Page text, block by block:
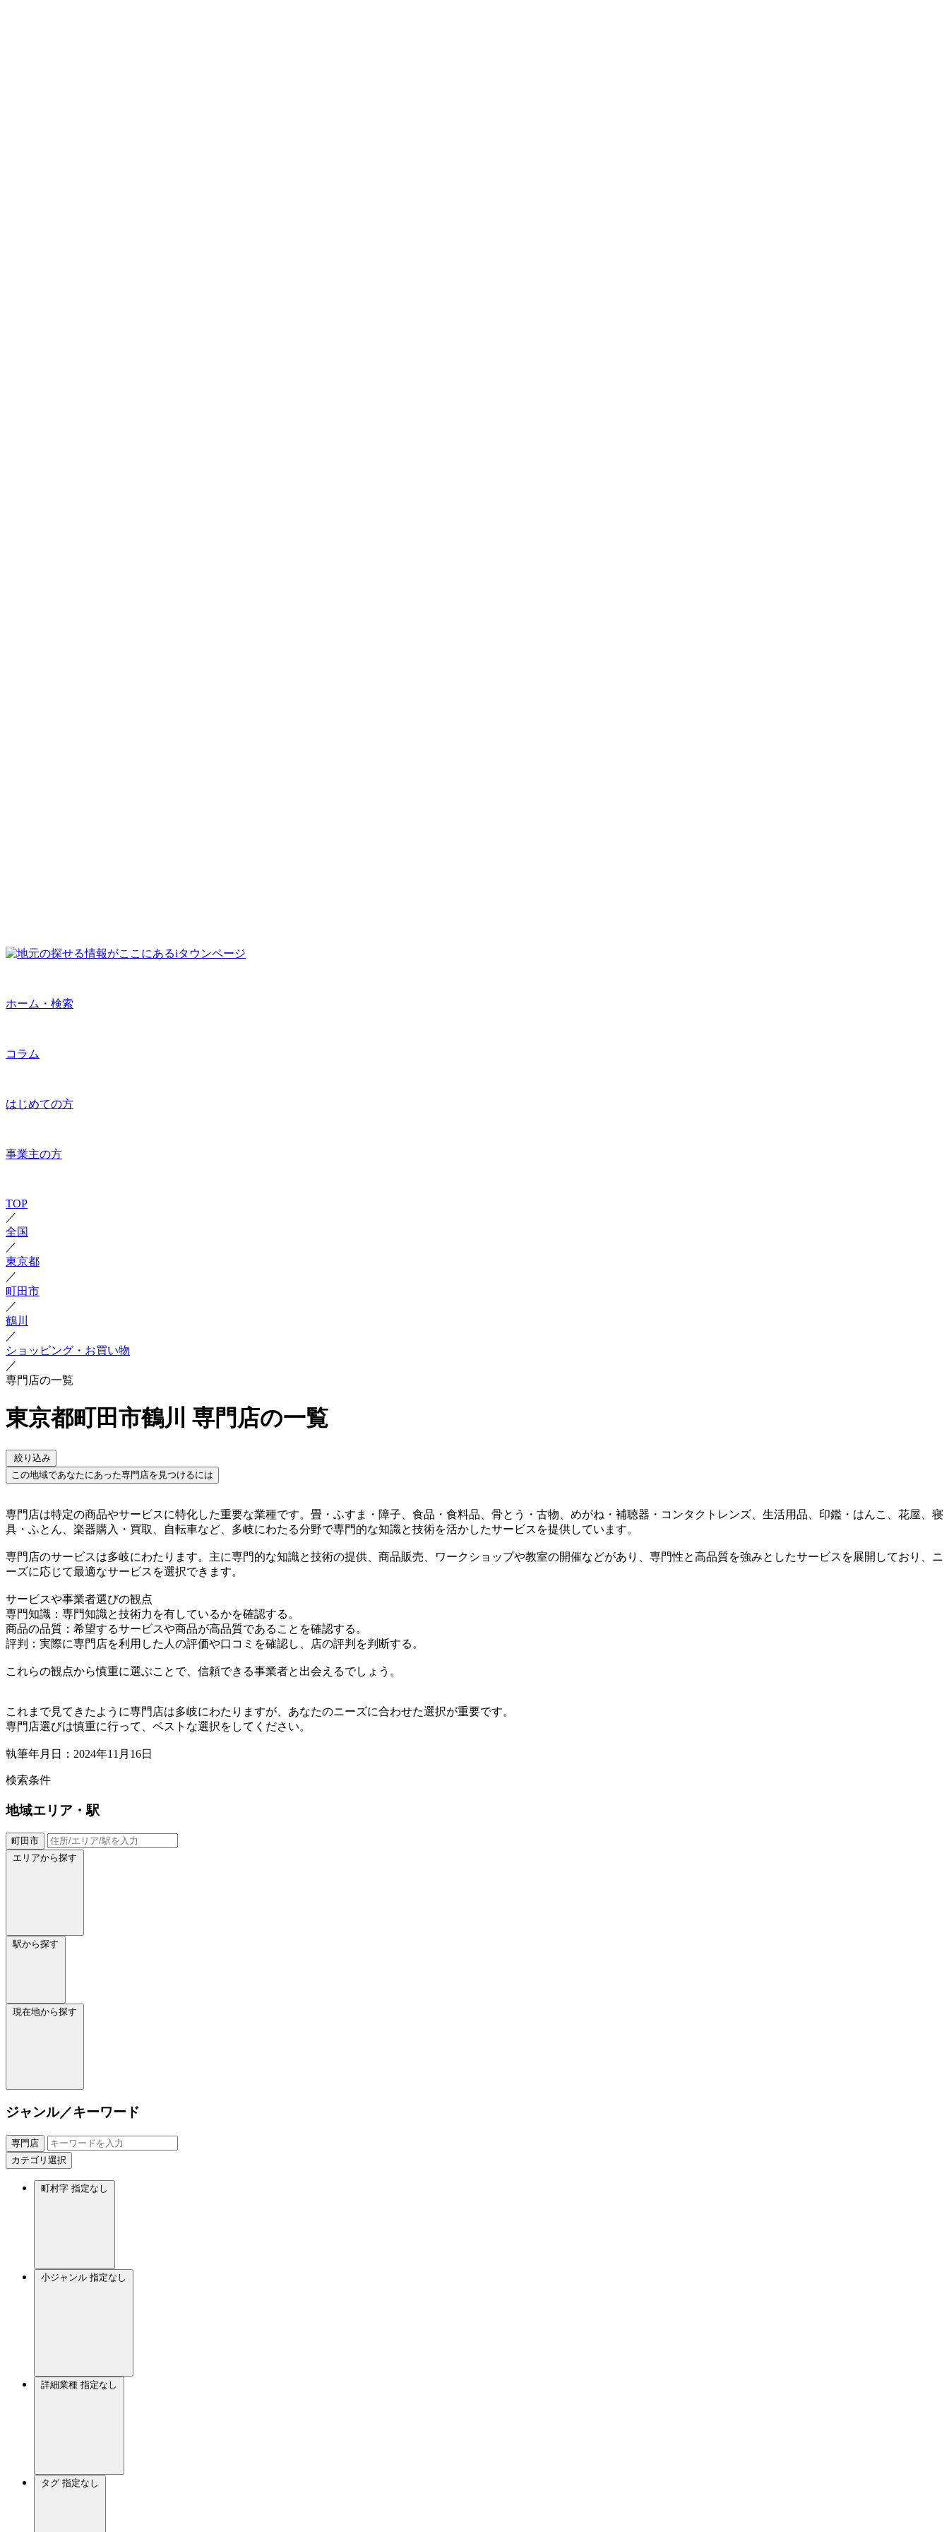
ホーム・検索
コラム
はじめての方
事業主の方
TOP
／
全国
／
東京都
／
町田市
／
鶴川
／
ショッピング・お買い物
／
専門店の一覧
東京都町田市鶴川 専門店の一覧
絞り込み
この地域であなたにあった専門店を見つけるには
専門店は特定の商品やサービスに特化した重要な業種です。畳・ふすま・障子、食品・食料品、骨とう・古物、めがね・補聴器・コンタクトレンズ、生活用品、印鑑・はんこ、花屋、寝
具・ふとん、楽器購入・買取、自転車など、多岐にわたる分野で専門的な知識と技術を活かしたサービスを提供しています。
専門店のサービスは多岐にわたります。主に専門的な知識と技術の提供、商品販売、ワークショップや教室の開催などがあり、専門性と高品質を強みとしたサービスを展開しており、ニ
ーズに応じて最適なサービスを選択できます。
サービスや事業者選びの観点
専門知識：専門知識と技術力を有しているかを確認する。
商品の品質：希望するサービスや商品が高品質であることを確認する。
評判：実際に専門店を利用した人の評価や口コミを確認し、店の評判を判断する。
これらの観点から慎重に選ぶことで、信頼できる事業者と出会えるでしょう。
これまで見てきたように専門店は多岐にわたりますが、あなたのニーズに合わせた選択が重要です。
専門店選びは慎重に行って、ベストな選択をしてください。
執筆年月日：2024年11月16日
検索条件
地域エリア・駅
町田市
エリアから探す
駅から探す
現在地から探す
ジャンル／キーワード
専門店
カテゴリ選択
町村字 指定なし
小ジャンル 指定なし
詳細業種 指定なし
タグ 指定なし